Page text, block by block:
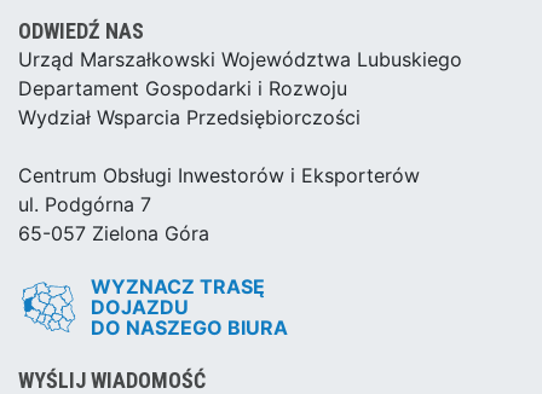
ODWIEDŹ NAS
Urząd Marszałkowski Województwa Lubuskiego
Departament Gospodarki i Rozwoju
Wydział Wsparcia Przedsiębiorczości
Centrum Obsługi Inwestorów i Eksporterów
ul. Podgórna 7
65-057 Zielona Góra
WYZNACZ TRASĘ
DOJAZDU
DO NASZEGO BIURA
WYŚLIJ WIADOMOŚĆ